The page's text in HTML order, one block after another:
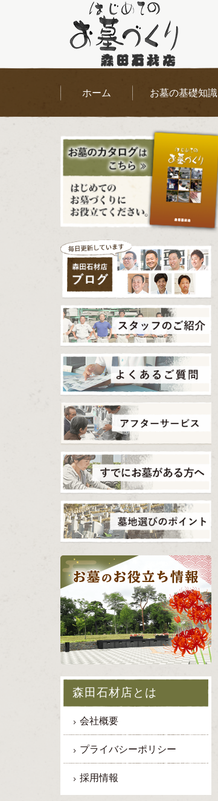
ホーム お墓の基礎知識
森田石材店とは
会社概要
プライバシーポリシー
採用情報